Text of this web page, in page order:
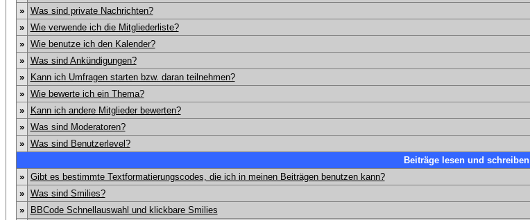
»
Was sind private Nachrichten?
»
Wie verwende ich die Mitgliederliste?
»
Wie benutze ich den Kalender?
»
Was sind Ankündigungen?
»
Kann ich Umfragen starten bzw. daran teilnehmen?
»
Wie bewerte ich ein Thema?
»
Kann ich andere Mitglieder bewerten?
»
Was sind Moderatoren?
»
Was sind Benutzerlevel?
Beiträge lesen und schreiben
»
Gibt es bestimmte Textformatierungscodes, die ich in meinen Beiträgen benutzen kann?
»
Was sind Smilies?
»
BBCode Schnellauswahl und klickbare Smilies